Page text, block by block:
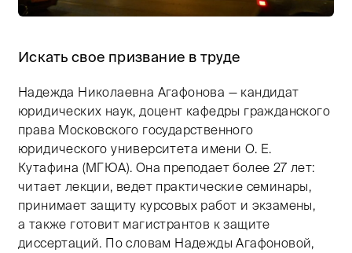
Тифлокомментарий: цветная фотография
Искать свое призвание в труде
Надежда Николаевна Агафонова — кандидат
юридических наук, доцент кафедры гражданского
права Московского государственного
юридического университета имени О. Е.
Кутафина (МГЮА). Она преподает более 27 лет:
читает лекции, ведет практические семинары,
принимает защиту курсовых работ и экзамены,
а также готовит магистрантов к защите
диссертаций. По словам Надежды Агафоновой,